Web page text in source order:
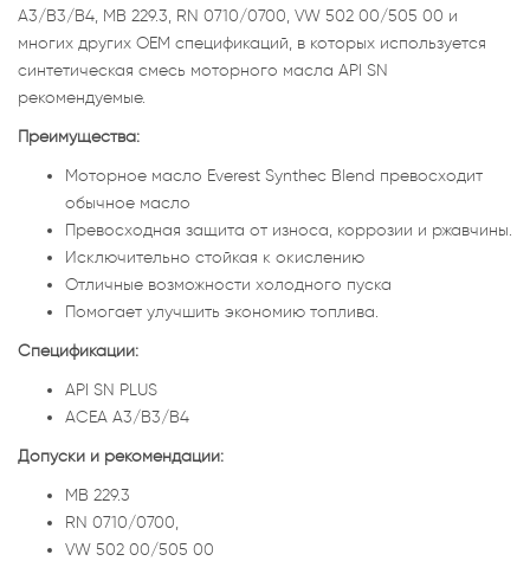
A3/B3/B4, MB 229.3, RN 0710/0700, VW 502 00/505 00 и
многих других OEM спецификаций, в которых используется
синтетическая смесь моторного масла API SN
рекомендуемые.
Преимущества:
Моторное масло Everest Synthec Blend превосходит
обычное масло
Превосходная защита от износа, коррозии и ржавчины.
Исключительно стойкая к окислению
Отличные возможности холодного пуска
Помогает улучшить экономию топлива.
Спецификации:
API SN PLUS
ACEA A3/B3/B4
Допуски и рекомендации:
MB 229.3
RN 0710/0700,
VW 502 00/505 00